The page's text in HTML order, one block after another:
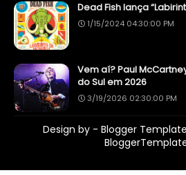
Dead Fish lança
1/15/2024 04:30:00 PM
Vem aí? Paul
do Sul em 2026
3/19/2026 02:30:00 PM
Design by - Blogger